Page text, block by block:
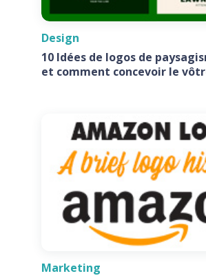
Design
10 Idées de logos de
et comment concevoir le
Marketing